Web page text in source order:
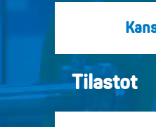
Tilastot